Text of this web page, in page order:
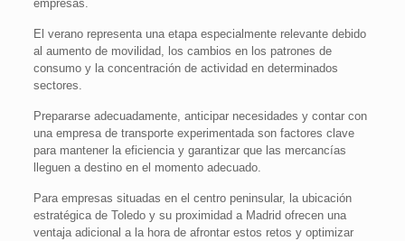
empresas.
El verano representa una etapa especialmente relevante debido
al aumento de movilidad, los cambios en los patrones de
consumo y la concentración de actividad en determinados
sectores.
Prepararse adecuadamente, anticipar necesidades y contar con
una empresa de transporte experimentada son factores clave
para mantener la eficiencia y garantizar que las mercancías
lleguen a destino en el momento adecuado.
Para empresas situadas en el centro peninsular, la ubicación
estratégica de Toledo y su proximidad a Madrid ofrecen una
ventaja adicional a la hora de afrontar estos retos y optimizar